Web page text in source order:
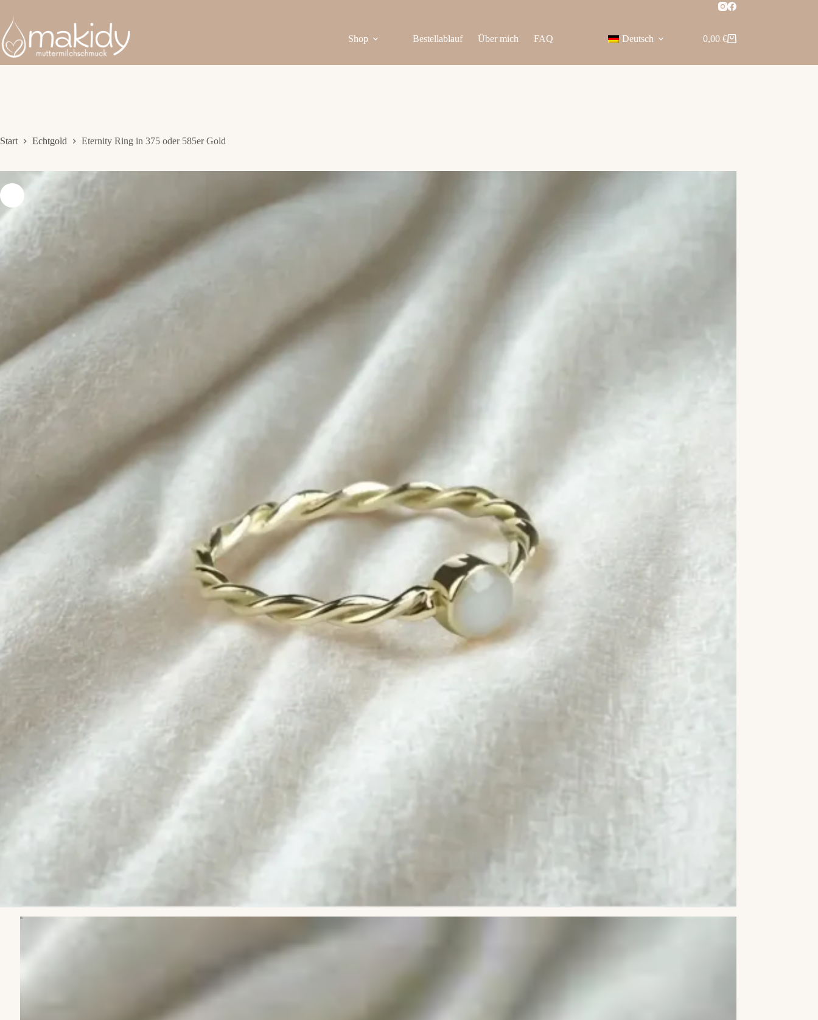
Inhalt
springen
Shop
Bestellablauf Über mich FAQ Deutsch Warenkorb
0,00 €
Start Echtgold Eternity Ring in 375 oder 585er Gold